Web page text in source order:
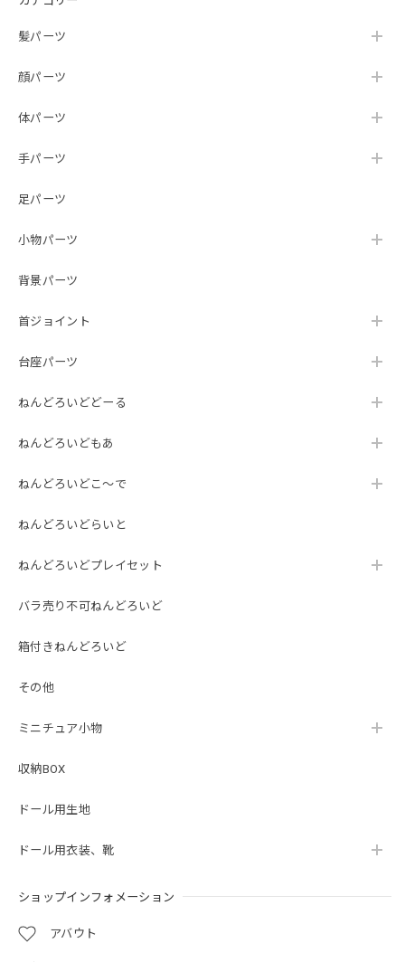
髪パーツ
顔パーツ
体パーツ
手パーツ
足パーツ
小物パーツ
背景パーツ
首ジョイント
台座パーツ
ねんどろいどどーる
ねんどろいどもあ
ねんどろいどこ～で
ねんどろいどらいと
ねんどろいどプレイセット
バラ売り不可ねんどろいど
箱付きねんどろいど
その他
ミニチュア小物
収納BOX
ドール用生地
ドール用衣装、靴
ショップインフォメーション
アバウト